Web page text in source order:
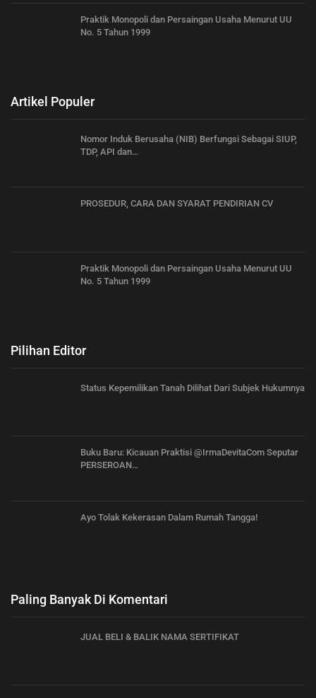
Praktik Monopoli dan Persaingan Usaha Menurut UU
No. 5 Tahun 1999
Artikel Populer
Nomor Induk Berusaha (NIB) Berfungsi Sebagai SIUP,
TDP, API dan…
PROSEDUR, CARA DAN SYARAT PENDIRIAN CV
Praktik Monopoli dan Persaingan Usaha Menurut UU
No. 5 Tahun 1999
Pilihan Editor
Status Kepemilikan Tanah Dilihat Dari Subjek Hukumnya
Buku Baru: Kicauan Praktisi @IrmaDevitaCom Seputar
PERSEROAN…
Ayo Tolak Kekerasan Dalam Rumah Tangga!
Paling Banyak Di Komentari
JUAL BELI & BALIK NAMA SERTIFIKAT